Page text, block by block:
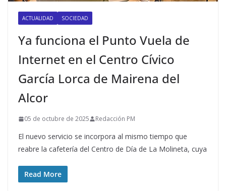
ACTUALIDAD SOCIEDAD
Ya funciona el Punto Vuela de
Internet en el Centro Cívico
García Lorca de Mairena del
Alcor
05 de octubre de 2025 Redacción PM
El nuevo servicio se incorpora al mismo tiempo que
reabre la cafetería del Centro de Día de La Molineta, cuya
Read More